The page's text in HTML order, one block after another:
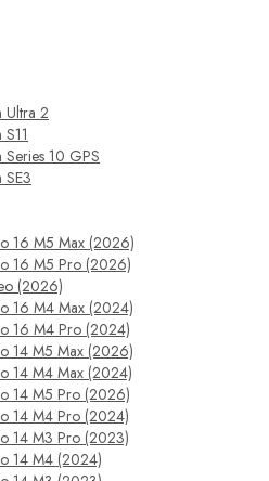
Ultra 2
Series 10 GPS
SE3
16 M5 Max (2026)
16 M5 Pro (2026)
(2026)
16 M4 Max (2024)
16 M4 Pro (2024)
14 M5 Max (2026)
14 M4 Max (2024)
14 M5 Pro (2026)
14 M4 Pro (2024)
14 M3 Pro (2023)
14 M4 (2024)